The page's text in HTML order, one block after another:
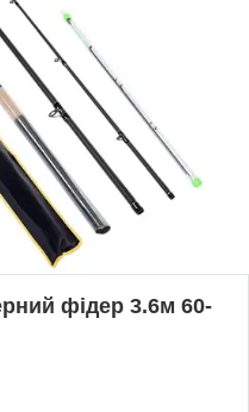
фідер 3.6м 60-